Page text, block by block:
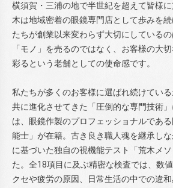
横須賀・三浦の地で半世紀を超えて皆様
木は地域密着の眼鏡専門店として歩みを
たちが創業以来変わらず大切にしている
「モノ」を売るのではなく、お客様の大
彩るという老舗としての使命感です。
私たちが多くのお客様に選ばれ続けてい
共に進化させてきた「圧倒的な専門技術
は、眼鏡作製のプロフェッショナルであ
能士」が在籍。古き良き職人魂を継承し
に基づいた独自の視機能テスト「荒木メ
た。全18項目に及ぶ精密な検査では、数
クセや疲労の原因、日常生活の中での違